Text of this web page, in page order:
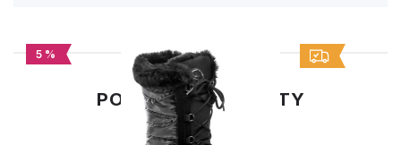
PODOBNÉ PRODUKTY
5 %